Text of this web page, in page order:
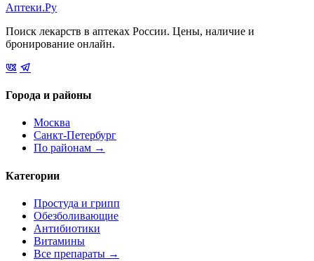
Аптеки.Ру
Поиск лекарств в аптеках России. Цены, наличие и
бронирование онлайн.
Города и районы
Москва
Санкт-Петербург
По районам →
Категории
Простуда и грипп
Обезболивающие
Антибиотики
Витамины
Все препараты →